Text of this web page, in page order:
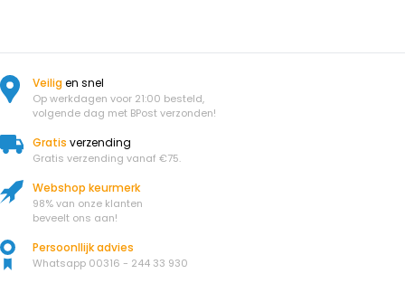
Veiligen snel
Op werkdagen voor 21:00 besteld,
volgende dag met BPost verzonden!
Gratis verzending
Gratis verzending vanaf €75.
Webshop keurmerk
98% van onze klanten
beveelt ons aan!
Persoonllijk advies
Whatsapp 00316 - 244 33 930